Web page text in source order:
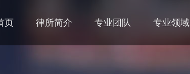
页 律所简介 专业团队 专业领域